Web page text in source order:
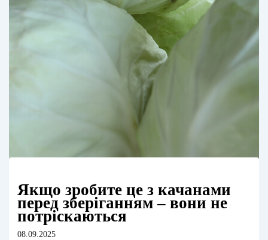
Якщо зробите це з качанами
перед зберіганням – вони не
потріскаються
08.09.2025